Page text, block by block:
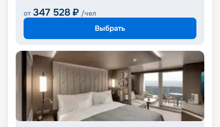
от 347 528 ₽ /чел
Выбрать